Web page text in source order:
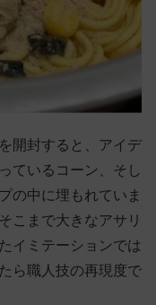
開封すると、アイデ
ているコーン、そし
の中に埋もれていま
こまで大きなアサリ
イミテーションでは
ら職人技の再現度で